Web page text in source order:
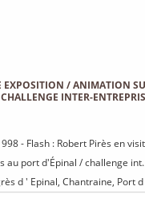
EXPOSITION / ANIMATION
INTER-
- Flash : Robert Pirès en
au port d'Épinal / challenge
d ' Epinal, Chantraine, Port